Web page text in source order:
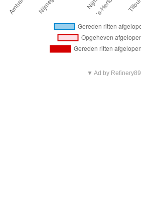
▼ Ad by Refinery89